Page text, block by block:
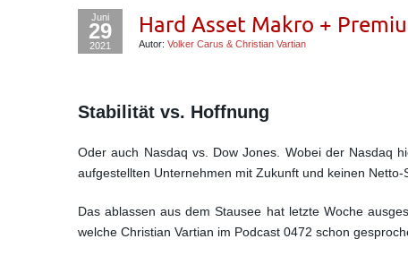
Juni
29
2021
Hard Asset Makro +
Autor: Volker Carus & Christian Vartian
Stabilität vs. Hoffnung
Oder auch Nasdaq vs. Dow Jones. Wobei der Nasdaq
aufgestellten Unternehmen mit Zukunft und keinen Netto-
Das ablassen aus dem Stausee hat letzte Woche
welche Christian Vartian im Podcast 0472 schon